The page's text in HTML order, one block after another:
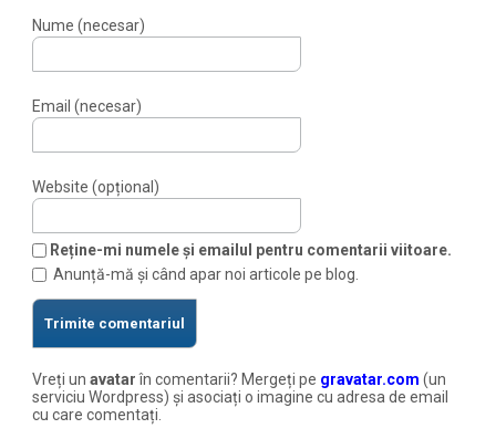
Nume (necesar)
Email (necesar)
Website (opțional)
Reține-mi numele și emailul pentru comentarii viitoare.
Anunță-mă și când apar noi articole pe blog.
Vreți unavatarîn comentarii? Mergeți pe gravatar.com (un
serviciu Wordpress) și asociați o imagine cu adresa de email
cu care comentați.